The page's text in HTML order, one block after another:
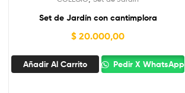
Set de Jardín con cantimplora
$ 20.000,00
Añadir Al Carrito Pedir X WhatsApp